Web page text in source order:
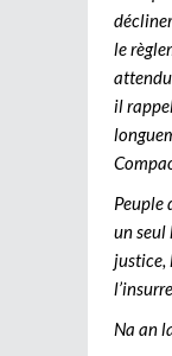
le
il
Peuple
un seul
justice,
Na an